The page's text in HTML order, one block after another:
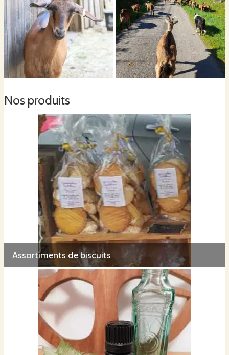
Nos produits
Assortiments de biscuits